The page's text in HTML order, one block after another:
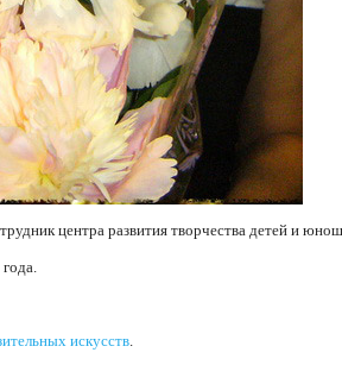
центра развития творчества детей и
года.
искусств.